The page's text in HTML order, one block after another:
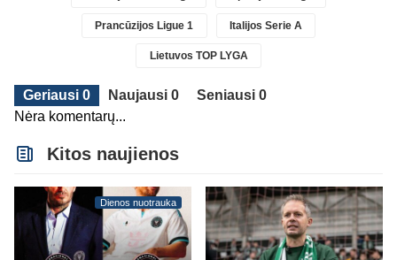
Prancūzijos Ligue 1 Italijos Serie A
Lietuvos TOP LYGA
Geriausi 0 Naujausi 0
Seniausi 0
Nėra komentarų...
Kitos naujienos
Dienos nuotrauka